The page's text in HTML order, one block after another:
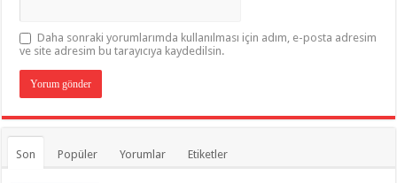
Daha sonraki yorumlarımda kullanılması için adım, e-posta adresim
ve site adresim bu tarayıcıya kaydedilsin.
Son Popüler Yorumlar Etiketler